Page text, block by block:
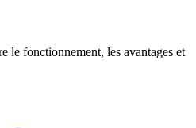
le fonctionnement, les avantages et